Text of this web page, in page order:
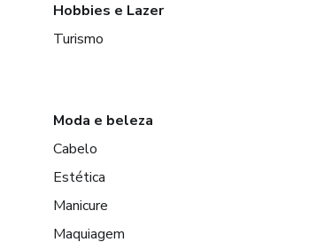
Hobbies e Lazer
Turismo
Moda e beleza
Cabelo
Estética
Manicure
Maquiagem